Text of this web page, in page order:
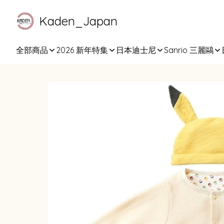
Kaden_Japan
全部商品 2026 新年特集 日本迪士尼 Sanrio 三麗鷗